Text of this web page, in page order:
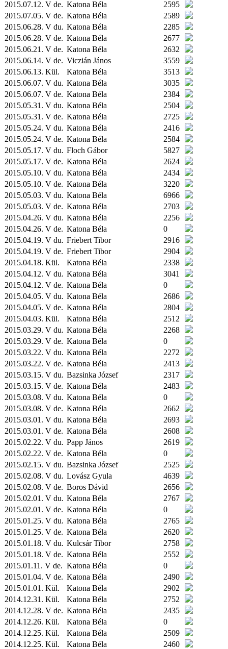
2015.07.12. V de. Katona Béla
2595
2015.07.05. V de. Katona Béla
2589
2015.06.28. V du. Katona Béla
2285
2015.06.28. V de. Katona Béla
2677
2015.06.21. V de. Katona Béla
2632
2015.06.14. V de. Viczián János
3559
2015.06.13. Kül. Katona Béla
3513
2015.06.07. V du. Katona Béla
3035
2015.06.07. V de. Katona Béla
2384
2015.05.31. V du. Katona Béla
2504
2015.05.31. V de. Katona Béla
2725
2015.05.24. V du. Katona Béla
2416
2015.05.24. V de. Katona Béla
2584
2015.05.17. V du. Floch Gábor
5827
2015.05.17. V de. Katona Béla
2624
2015.05.10. V du. Katona Béla
2434
2015.05.10. V de. Katona Béla
3220
2015.05.03. V du. Katona Béla
6966
2015.05.03. V de. Katona Béla
2703
2015.04.26. V du. Katona Béla
2256
2015.04.26. V de. Katona Béla
0
2015.04.19. V du. Friebert Tibor
2916
2015.04.19. V de. Friebert Tibor
2904
2015.04.18. Kül. Katona Béla
2338
2015.04.12. V du. Katona Béla
3041
2015.04.12. V de. Katona Béla
0
2015.04.05. V du. Katona Béla
2686
2015.04.05. V de. Katona Béla
2804
2015.04.03. Kül. Katona Béla
2512
2015.03.29. V du. Katona Béla
2268
2015.03.29. V de. Katona Béla
0
2015.03.22. V du. Katona Béla
2272
2015.03.22. V de. Katona Béla
2413
2015.03.15. V du. Bazsinka József
2317
2015.03.15. V de. Katona Béla
2483
2015.03.08. V du. Katona Béla
0
2015.03.08. V de. Katona Béla
2662
2015.03.01. V du. Katona Béla
2693
2015.03.01. V de. Katona Béla
2608
2015.02.22. V du. Papp János
2619
2015.02.22. V de. Katona Béla
0
2015.02.15. V du. Bazsinka József
2525
2015.02.08. V du. Lovász Gyula
4639
2015.02.08. V de. Boros Dávid
2656
2015.02.01. V du. Katona Béla
2767
2015.02.01. V de. Katona Béla
0
2015.01.25. V du. Katona Béla
2765
2015.01.25. V de. Katona Béla
2620
2015.01.18. V du. Kulcsár Tibor
2758
2015.01.18. V de. Katona Béla
2552
2015.01.11. V de. Katona Béla
0
2015.01.04. V de. Katona Béla
2490
2015.01.01. Kül. Katona Béla
2902
2014.12.31. Kül. Katona Béla
2752
2014.12.28. V de. Katona Béla
2435
2014.12.26. Kül. Katona Béla
0
2014.12.25. Kül. Katona Béla
2509
2014.12.25. Kül. Katona Béla
2460